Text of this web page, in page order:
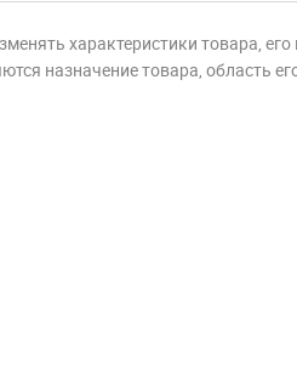
характеристики товара,
назначение товара, область